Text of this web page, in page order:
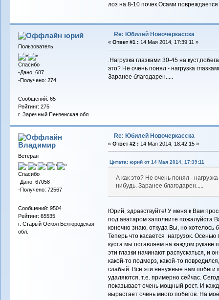
лоз на 8-10 почек.Осами
юрий
Пользователь
Спасибо
-Дано: 687
-Получено: 274
Сообщений: 65
Рейтинг: 275
г. Заречный Пензенская обл.
Re: Юбилей Новочеркасска
« Ответ #1 : 14 Мая 2014, 17:39:11 »
.Нагрузка глазками 30-45 на
это? Не очень понял - нагрузка
Заранее
Владимиp
Ветеран
Спасибо
-Дано: 67058
-Получено: 72567
Сообщений: 9504
Рейтинг: 65535
г. Старый Оскол Белгородская
обл.
Re: Юбилей Новочеркасска
« Ответ #2 : 14 Мая 2014, 18:42:15 »
Цитата: юрий от 14 Мая 2014, 17:39:11
А как это? Не очень понял -
нибудь. Заранее благодарен.....
Юрий, здравствуйте! У меня к Вам
под аватаром заполните пожалуйста
конечно знаю, откуда Вы, но хотелось
Теперь что касается нагрузок. Осенью
куста мы оставляем на каждом рукаве
эти глазки начинают распускаться, и
какой-то подмерз, какой-то
слабый. Все эти ненужные нам побеги
удаляются, т.е. примерно сейчас.
показывает очень мощный рост. И
вырастает очень много побегов. На